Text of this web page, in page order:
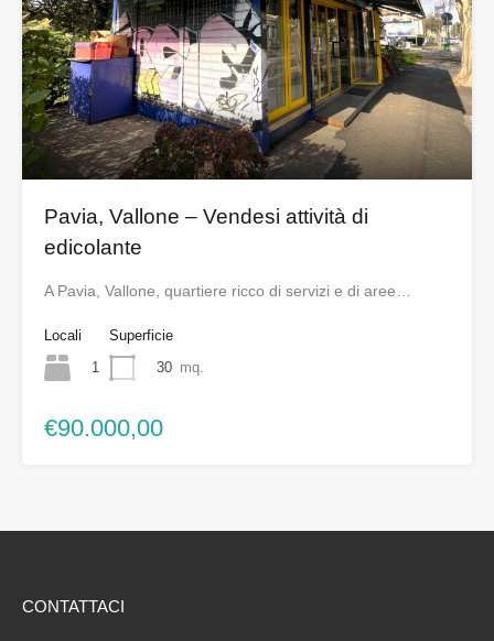
Pavia, Vallone – Vendesi attività di
edicolante
A Pavia, Vallone, quartiere ricco di servizi e di aree…
Locali
1
Superficie
30 mq.
€90.000,00
CONTATTACI